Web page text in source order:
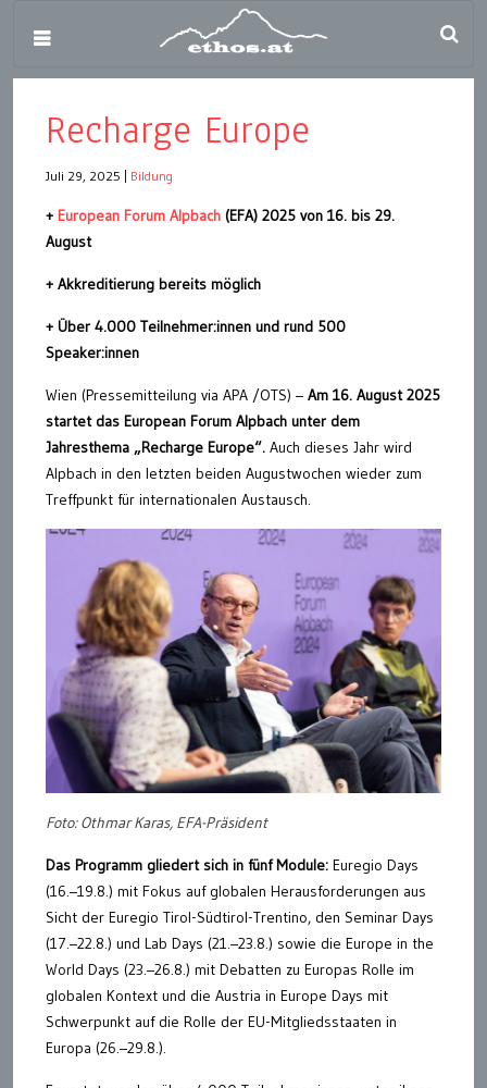
Recharge Europe
Juli 29, 2025 Bildung
+ European Forum Alpbach (EFA) 2025 von 16. bis 29.
August
+ Akkreditierung bereits möglich
+ Über 4.000 Teilnehmer:innen und rund 500
Speaker:innen
Wien (Pressemitteilung via APA /OTS) – Am 16. August 2025
startet das European Forum Alpbach unter dem
Jahresthema „Recharge Europe“. Auch dieses Jahr wird
Alpbach in den letzten beiden Augustwochen wieder zum
Treffpunkt für internationalen Austausch.
Foto: Othmar Karas, EFA-Präsident
Das Programm gliedert sich in fünf Module: Euregio Days
(16.–19.8.) mit Fokus auf globalen Herausforderungen aus
Sicht der Euregio Tirol-Südtirol-Trentino, den Seminar Days
(17.–22.8.) und Lab Days (21.–23.8.) sowie die Europe in the
World Days (23.–26.8.) mit Debatten zu Europas Rolle im
globalen Kontext und die Austria in Europe Days mit
Schwerpunkt auf die Rolle der EU-Mitgliedsstaaten in
Europa (26.–29.8.).